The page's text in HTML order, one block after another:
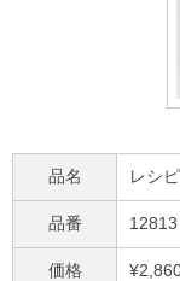
品名 レシ
品番 12813
価格